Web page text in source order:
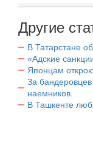
Другие
В Татарстане
«Адские
Японцам
За
наемников.
В Ташкенте